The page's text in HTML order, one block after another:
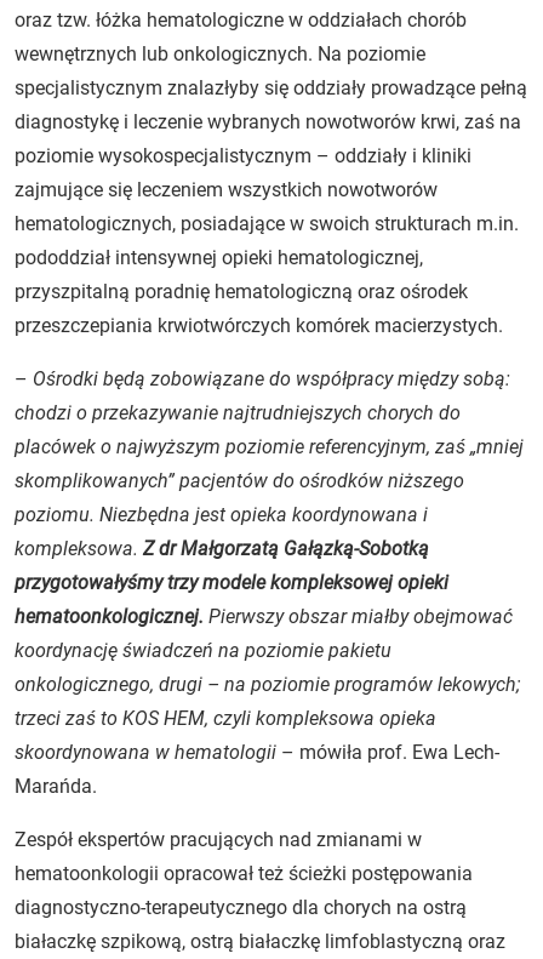
oraz tzw. łóżka hematologiczne w oddziałach chorób
wewnętrznych lub onkologicznych. Na poziomie
specjalistycznym znalazłyby się oddziały prowadzące pełną
diagnostykę i leczenie wybranych nowotworów krwi, zaś na
poziomie wysokospecjalistycznym – oddziały i kliniki
zajmujące się leczeniem wszystkich nowotworów
hematologicznych, posiadające w swoich strukturach m.in.
pododdział intensywnej opieki hematologicznej,
przyszpitalną poradnię hematologiczną oraz ośrodek
przeszczepiania krwiotwórczych komórek macierzystych.
– Ośrodki będą zobowiązane do współpracy między sobą:
chodzi o przekazywanie najtrudniejszych chorych do
placówek o najwyższym poziomie referencyjnym, zaś „mniej
skomplikowanych” pacjentów do ośrodków niższego
poziomu. Niezbędna jest opieka koordynowana i
kompleksowa. Z dr Małgorzatą Gałązką-Sobotką
przygotowałyśmy trzy modele kompleksowej opieki
hematoonkologicznej. Pierwszy obszar miałby obejmować
koordynację świadczeń na poziomie pakietu
onkologicznego, drugi – na poziomie programów lekowych;
trzeci zaś to KOS HEM, czyli kompleksowa opieka
skoordynowana w hematologii – mówiła prof. Ewa Lech-
Marańda.
Zespół ekspertów pracujących nad zmianami w
hematoonkologii opracował też ścieżki postępowania
diagnostyczno-terapeutycznego dla chorych na ostrą
białaczkę szpikową, ostrą białaczkę limfoblastyczną oraz